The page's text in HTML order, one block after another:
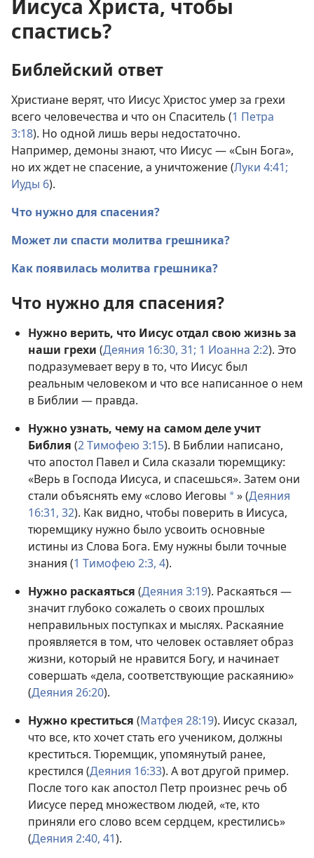
Иисуса Христа, чтобы
спастись?
Библейский ответ
Христиане верят, что Иисус Христос умер за грехи
всего человечества и что он Спаситель (1 Петра
3:18). Но одной лишь веры недостаточно.
Например, демоны знают, что Иисус — «Сын Бога»,
но их ждет не спасение, а уничтожение (Луки 4:41;
Иуды 6).
Что нужно для спасения?
Может ли спасти молитва грешника?
Как появилась молитва грешника?
Что нужно для спасения?
Нужно верить, что Иисус отдал свою жизнь за
наши грехи (Деяния 16:30, 31; 1 Иоанна 2:2). Это
подразумевает веру в то, что Иисус был
реальным человеком и что все написанное о нем
в Библии — правда.
Нужно узнать, чему на самом деле учит
Библия (2 Тимофею 3:15). В Библии написано,
что апостол Павел и Сила сказали тюремщику:
«Верь в Господа Иисуса, и спасешься». Затем они
стали объяснять ему «слово Иеговы a» (Деяния
16:31, 32). Как видно, чтобы поверить в Иисуса,
тюремщику нужно было усвоить основные
истины из Слова Бога. Ему нужны были точные
знания (1 Тимофею 2:3, 4).
Нужно раскаяться (Деяния 3:19). Раскаяться —
значит глубоко сожалеть о своих прошлых
неправильных поступках и мыслях. Раскаяние
проявляется в том, что человек оставляет образ
жизни, который не нравится Богу, и начинает
совершать «дела, соответствующие раскаянию»
(Деяния 26:20).
Нужно креститься (Матфея 28:19). Иисус сказал,
что все, кто хочет стать его учеником, должны
креститься. Тюремщик, упомянутый ранее,
крестился (Деяния 16:33). А вот другой пример.
После того как апостол Петр произнес речь об
Иисусе перед множеством людей, «те, кто
приняли его слово всем сердцем, крестились»
(Деяния 2:40, 41).